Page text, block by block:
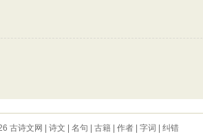
古诗文网 诗文 名句 古籍| 作者| 字词 纠错